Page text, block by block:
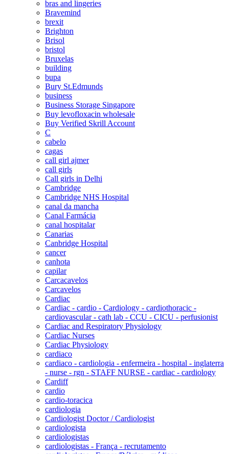
bras and lingeries
Bravemind
brexit
Brighton
Brisol
bristol
Bruxelas
building
bupa
Bury St.Edmunds
business
Business Storage Singapore
Buy levofloxacin wholesale
Buy Verified Skrill Account
C
cabelo
cagas
call girl ajmer
call girls
Call girls in Delhi
Cambridge
Cambridge NHS Hospital
canal da mancha
Canal Farmácia
canal hospitalar
Canarias
Canbridge Hospital
cancer
canhota
capilar
Carcacavelos
Carcavelos
Cardiac
Cardiac - cardio - Cardiology - cardiothoracic -
cardiovascular - cath lab - CCU - CICU - perfusionist
Cardiac and Respiratory Physiology
Cardiac Nurses
Cardiac Physiology
cardiaco
cardiaco - cardiologia - enfermeira - hospital - inglaterra
- nurse - rgn - STAFF NURSE - cardiac - cardiology
Cardiff
cardio
cardio-toracica
cardiologia
Cardiologist Doctor / Cardiologist
cardiologista
cardiologistas
cardiologistas - França - recrutamento